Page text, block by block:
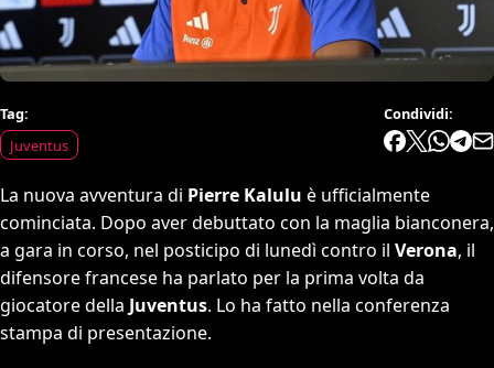
Tag:
Juventus
Condividi:
La nuova avventura di Pierre Kalulu è ufficialmente
cominciata. Dopo aver debuttato con la maglia bianconera,
a gara in corso, nel posticipo di lunedì contro il Verona, il
difensore francese ha parlato per la prima volta da
giocatore della Juventus. Lo ha fatto nella conferenza
stampa di presentazione.